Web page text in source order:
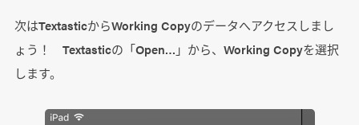
次はTextasticからWorking Copyのデータへアクセスしまし
ょう！ Textasticの「Open…」から、Working Copyを選択
します。